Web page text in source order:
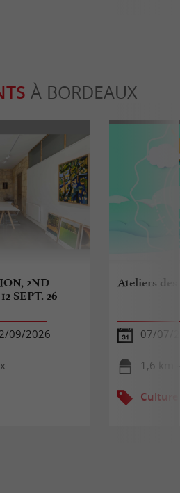
À BORDEAUX
2ND
SEPT. 26
09/2026
Ateliers des
07/07/
1,6 km
Culture